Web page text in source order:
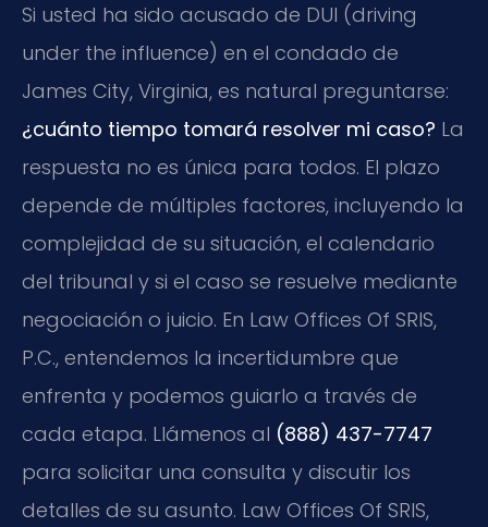
Si usted ha sido acusado de DUI (driving
under the influence) en el condado de
James City, Virginia, es natural preguntarse:
¿cuánto tiempo tomará resolver mi caso? La
respuesta no es única para todos. El plazo
depende de múltiples factores, incluyendo la
complejidad de su situación, el calendario
del tribunal y si el caso se resuelve mediante
negociación o juicio. En Law Offices Of SRIS,
P.C., entendemos la incertidumbre que
enfrenta y podemos guiarlo a través de
cada etapa. Llámenos al (888) 437-7747
para solicitar una consulta y discutir los
detalles de su asunto. Law Offices Of SRIS,